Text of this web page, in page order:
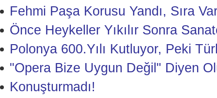
Fehmi Paşa Korusu Yandı, Sıra
Önce Heykeller Yıkılır Sonra
Polonya 600.Yılı Kutluyor, Peki
"Opera Bize Uygun Değil" Diyen
Konuşturmadı!